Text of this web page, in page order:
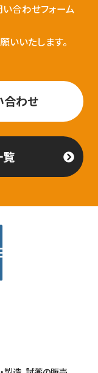
合わせフォーム
いたします。
合わせ
覧